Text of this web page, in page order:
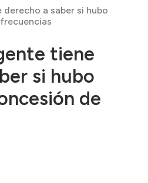
tiene
si hubo
de